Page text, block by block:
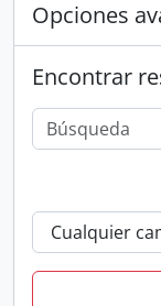
Opciones
Encontrar